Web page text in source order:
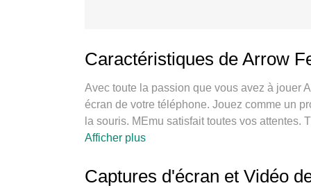
Caractéristiques de Arrow
Avec toute la passion que vous avez à jouer
écran de votre téléphone. Jouez comme un
la souris. MEmu satisfait toutes vos attentes.
longtemps que vous souhaitez sans aucune
Réalisé par nos experts, l’e magnifique
Afficher plus
Captures d'écran et Vidéo